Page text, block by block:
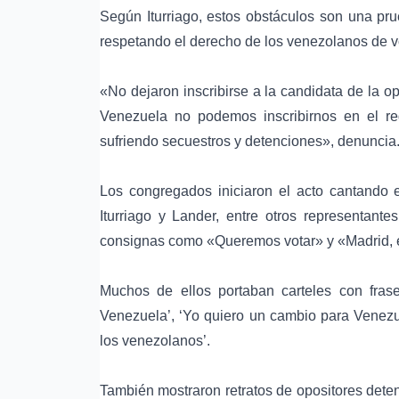
Según Iturriago, estos obstáculos son una
respetando el derecho de los venezolanos de
«No dejaron inscribirse a la candidata de la
Venezuela no podemos inscribirnos en el
sufriendo secuestros y detenciones», denuncia.
Los congregados iniciaron el acto
Iturriago y Lander, entre otros
consignas como «Queremos votar» y
Muchos de ellos portaban carteles con
Venezuela’, ‘Yo quiero un cambio para
los venezolanos’.
También mostraron retratos de opositores